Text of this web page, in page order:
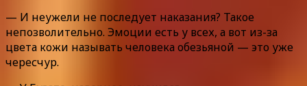
— И неужели не последует наказания? Такое
непозволительно. Эмоции есть у всех, а вот из-за
цвета кожи называть человека обезьяной — это уже
чересчур.